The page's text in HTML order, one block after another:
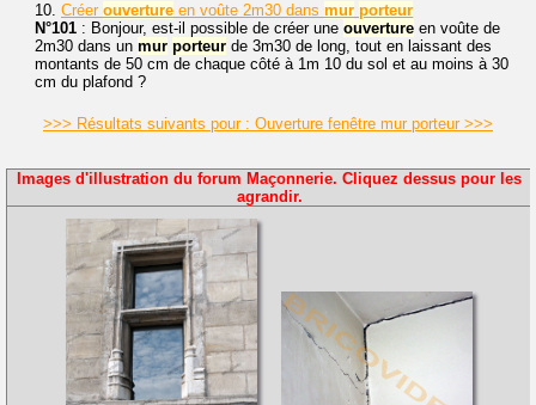
10. Créer ouverture en voûte 2m30 dans mur porteur
N°101 : Bonjour, est-il possible de créer une ouverture en voûte de
2m30 dans un mur porteur de 3m30 de long, tout en laissant des
montants de 50 cm de chaque côté à 1m 10 du sol et au moins à 30
cm du plafond ?
>>> Résultats suivants pour : Ouverture fenêtre mur porteur >>>
Images d'illustration du forum Maçonnerie. Cliquez dessus pour les
agrandir.